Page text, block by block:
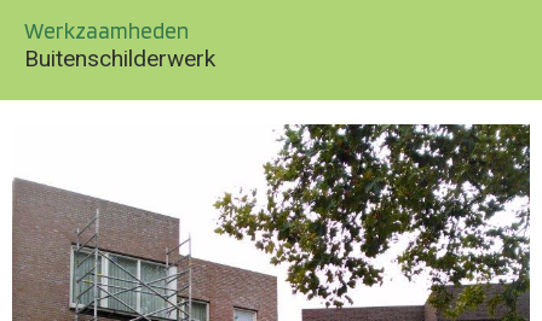
Werkzaamheden
Buitenschilderwerk